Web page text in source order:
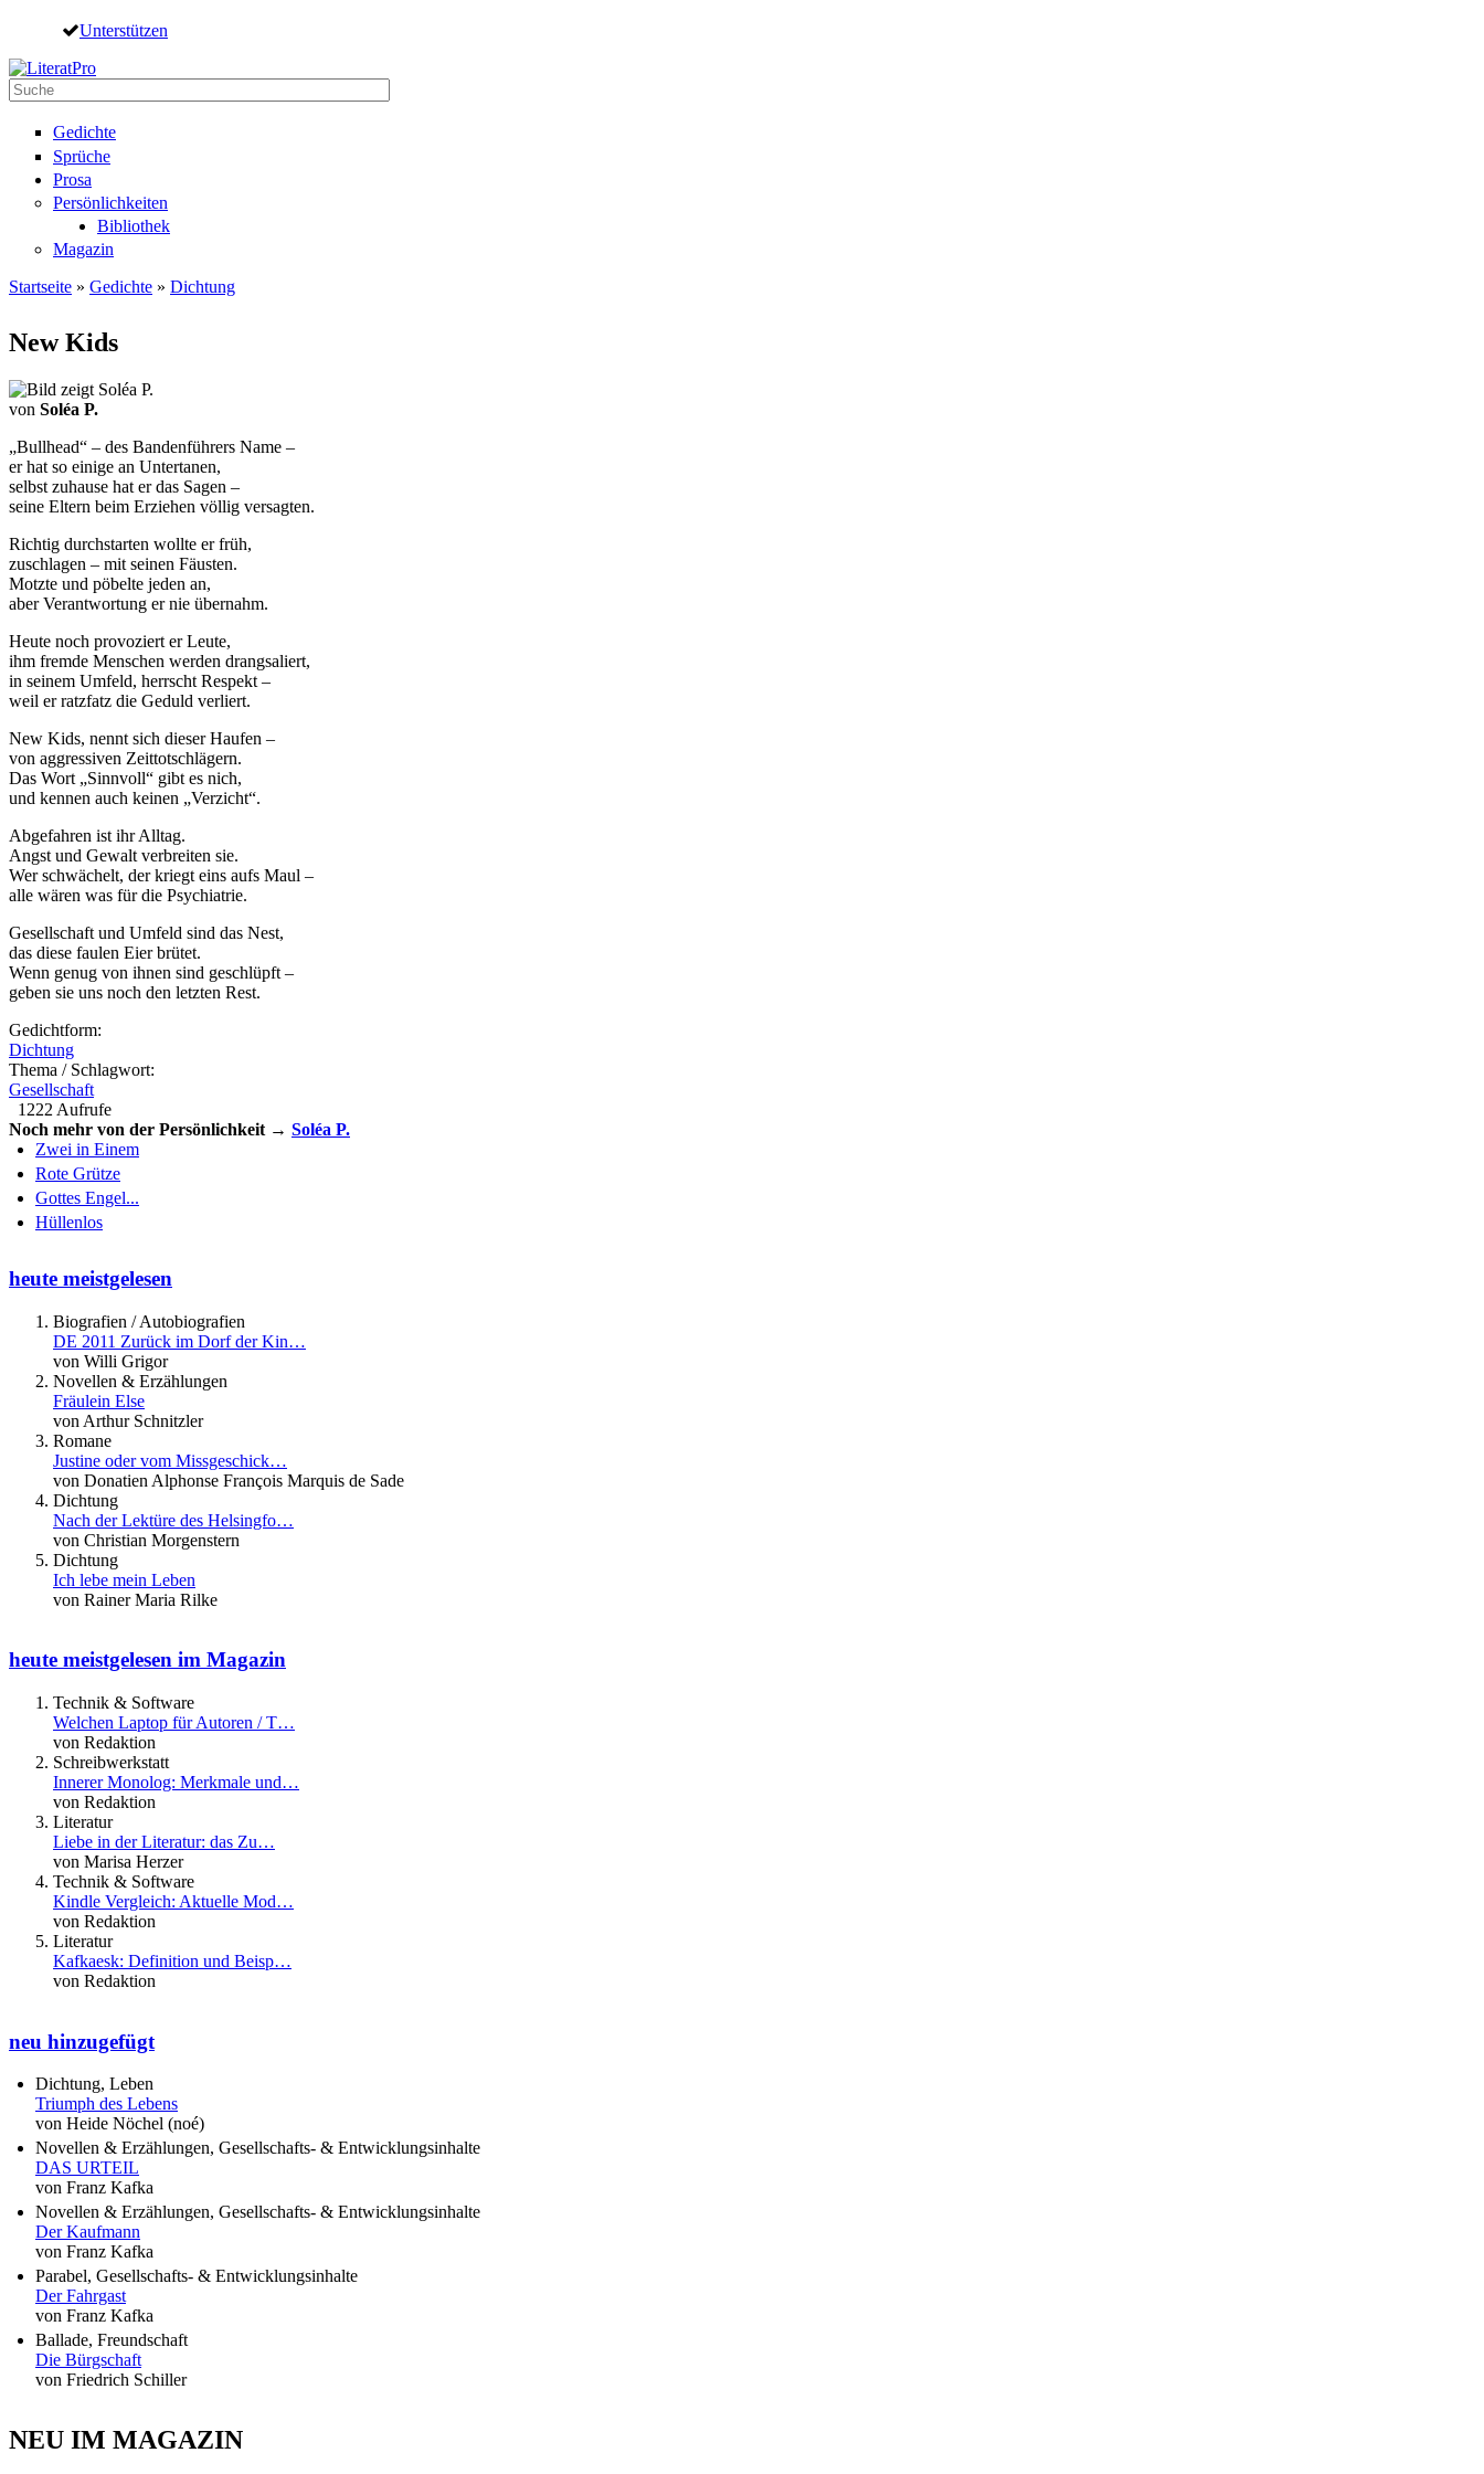
Direkt zum Inhalt
Unterstützen
Suche
Gedichte
Sprüche
Prosa
Persönlichkeiten
Bibliothek
Magazin
Startseite » Gedichte » Dichtung
New Kids
von Soléa P.
„Bullhead“ – des Bandenführers Name –
er hat so einige an Untertanen,
selbst zuhause hat er das Sagen –
seine Eltern beim Erziehen völlig versagten.
Richtig durchstarten wollte er früh,
zuschlagen – mit seinen Fäusten.
Motzte und pöbelte jeden an,
aber Verantwortung er nie übernahm.
Heute noch provoziert er Leute,
ihm fremde Menschen werden drangsaliert,
in seinem Umfeld, herrscht Respekt –
weil er ratzfatz die Geduld verliert.
New Kids, nennt sich dieser Haufen –
von aggressiven Zeittotschlägern.
Das Wort „Sinnvoll“ gibt es nich,
und kennen auch keinen „Verzicht“.
Abgefahren ist ihr Alltag.
Angst und Gewalt verbreiten sie.
Wer schwächelt, der kriegt eins aufs Maul –
alle wären was für die Psychiatrie.
Gesellschaft und Umfeld sind das Nest,
das diese faulen Eier brütet.
Wenn genug von ihnen sind geschlüpft –
geben sie uns noch den letzten Rest.
Gedichtform:
Dichtung
Thema / Schlagwort:
Gesellschaft
1222 Aufrufe
Noch mehr von der Persönlichkeit → Soléa P.
Zwei in Einem
Rote Grütze
Gottes Engel...
Hüllenlos
heute meistgelesen
Biografien / Autobiografien
DE 2011 Zurück im Dorf der Kin…
von Willi Grigor
Novellen & Erzählungen
Fräulein Else
von Arthur Schnitzler
Romane
Justine oder vom Missgeschick…
von Donatien Alphonse François Marquis de Sade
Dichtung
Nach der Lektüre des Helsingfo…
von Christian Morgenstern
Dichtung
Ich lebe mein Leben
von Rainer Maria Rilke
heute meistgelesen im Magazin
Technik & Software
Welchen Laptop für Autoren / T…
von Redaktion
Schreibwerkstatt
Innerer Monolog: Merkmale und…
von Redaktion
Literatur
Liebe in der Literatur: das Zu…
von Marisa Herzer
Technik & Software
Kindle Vergleich: Aktuelle Mod…
von Redaktion
Literatur
Kafkaesk: Definition und Beisp…
von Redaktion
neu hinzugefügt
Dichtung, Leben
Triumph des Lebens
von Heide Nöchel (noé)
Novellen & Erzählungen, Gesellschafts- & Entwicklungsinhalte
DAS URTEIL
von Franz Kafka
Novellen & Erzählungen, Gesellschafts- & Entwicklungsinhalte
Der Kaufmann
von Franz Kafka
Parabel, Gesellschafts- & Entwicklungsinhalte
Der Fahrgast
von Franz Kafka
Ballade, Freundschaft
Die Bürgschaft
von Friedrich Schiller
NEU IM MAGAZIN